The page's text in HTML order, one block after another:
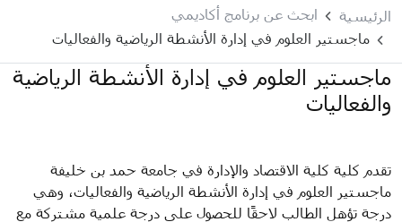
الرئيسية
ابحث عن برنامج أكاديمي
ماجستير العلوم في إدارة الأنشطة الرياضية والفعاليات
ماجستير العلوم في إدارة الأنشطة الرياضية
والفعاليات
تقدم كلية كلية الاقتصاد والإدارة في جامعة حمد بن خليفة
ماجستير العلوم في إدارة الأنشطة الرياضية والفعاليات، وهي
درجة تؤهل الطالب لاحقًا للحصول على درجة علمية مشتركة مع